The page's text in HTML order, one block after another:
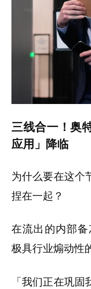
三线合一！奥
应用」降临
为什么要在这个
捏在一起？
在流出的内部
极具行业煽动性
「我们正在巩